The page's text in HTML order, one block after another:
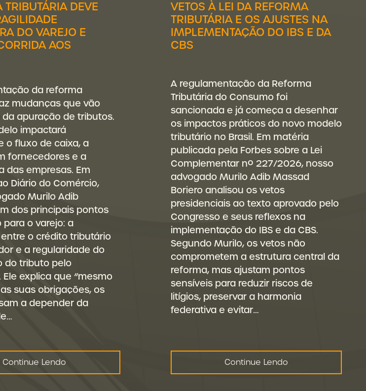
TRIBUTÁRIA DEVE
DO VAREJO E
AOS
da reforma
mudanças que vão
apuração de tributos.
impactará
o fluxo de caixa, a
fornecedores e a
das empresas. Em
Diário do Comércio,
Murilo Adib
dos principais pontos
o varejo: a
o crédito tributário
e a regularidade do
do tributo pelo
explica que “mesmo
suas obrigações, os
a depender da
Continue Lendo
VETOS À LEI DA REFORMA
TRIBUTÁRIA E OS AJUSTES NA
IMPLEMENTAÇÃO DO IBS E DA
CBS
A regulamentação da Reforma
Tributária do Consumo foi
sancionada e já começa a desenhar
os impactos práticos do novo modelo
tributário no Brasil. Em matéria
publicada pela Forbes sobre a Lei
Complementar nº 227/2026, nosso
advogado Murilo Adib Massad
Boriero analisou os vetos
presidenciais ao texto aprovado pelo
Congresso e seus reflexos na
implementação do IBS e da CBS.
Segundo Murilo, os vetos não
comprometem a estrutura central da
reforma, mas ajustam pontos
sensíveis para reduzir riscos de
litígios, preservar a harmonia
federativa e evitar…
Continue Lendo